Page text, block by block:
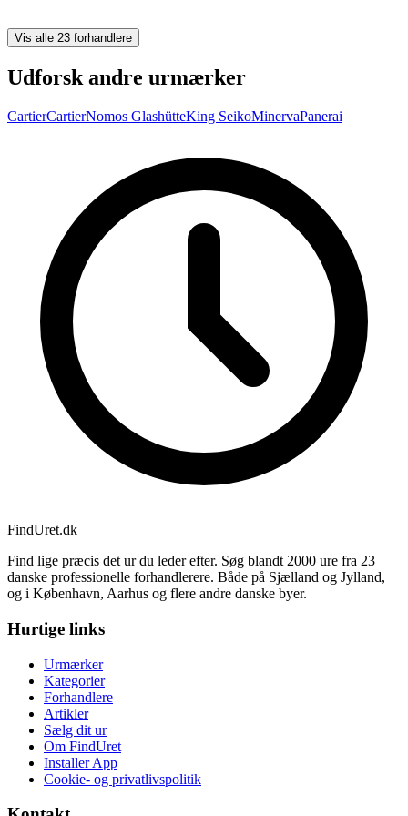
Vis alle 23 forhandlere
Udforsk andre urmærker
CartierCartierNomos GlashütteKing SeikoMinervaPanerai
FindUret.dk
Find lige præcis det ur du leder efter. Søg blandt 2000 ure fra 23
danske professionelle forhandlerere. Både på Sjælland og Jylland,
og i København, Aarhus og flere andre danske byer.
Hurtige links
Urmærker
Kategorier
Forhandlere
Artikler
Sælg dit ur
Om FindUret
Installer App
Cookie- og privatlivspolitik